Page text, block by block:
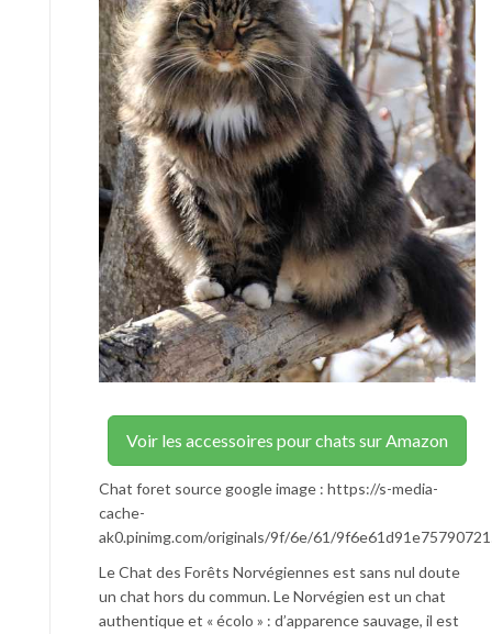
Voir les accessoires pour chats sur Amazon
Chat foret source google image : https://s-media-
cache-
ak0.pinimg.com/originals/9f/6e/61/
Le Chat des Forêts Norvégiennes est sans nul doute
un chat hors du commun. Le Norvégien est un chat
authentique et « écolo » : d’apparence sauvage, il est